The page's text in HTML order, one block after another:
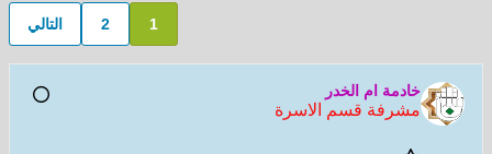
1
2 التالي
خادمة ام الخدر
مشرفة قسم الاسرة